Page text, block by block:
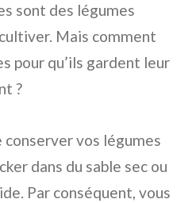
sont des légumes
Mais comment
pour qu’ils gardent leur
?
vos légumes
dans du sable sec ou
Par conséquent, vous